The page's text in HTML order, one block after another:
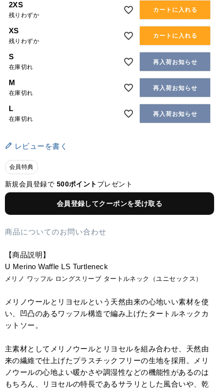
2XS
残りわずか
カートに入れる
XS
残りわずか
カートに入れる
S
在庫切れ
再入荷お知らせ
M
在庫切れ
再入荷お知らせ
L
在庫切れ
再入荷お知らせ
レビューを書く
会員特典
新規会員登録で 500ポイント プレゼント
会員登録してクーポンを受け取る
商品についてのお問い合わせ
【商品説明】
U Merino Waffle LS Turtleneck
メリノ ワッフル ロングスリーブ タートルネック（ユニセックス）
メリノウールとリヨセルという天然由来の心地いい素材を使
い、凹凸のあるワッフル構造で編み上げたタートルネックカ
ットソー。
主素材としてメリノウールとリヨセルを組み合わせ、天然由
来の繊維で仕上げたプラスチックフリーの生地を採用。メリ
ノウールの心地よい暖かさや調湿性などの機能性があるのは
もちろん、リヨセルの特長であるサラリとした風合いや、乾